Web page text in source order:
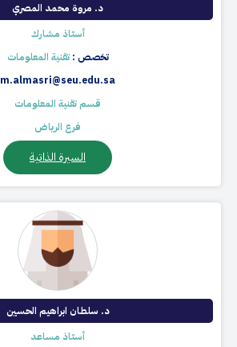
د. مروة محمد المصري​
أستاذ مشارك
تخصص :تقنية المعلومات
m.almasri@seu.edu.sa
قسم تقنية المعلومات
فرع الرياض
السيرة الذاتية
د. سلطان ابراهيم الحسين​
أستاذ مساعد